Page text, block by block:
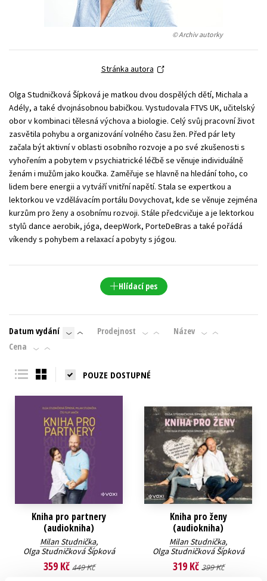
Young adult (SK)
Zahraniční literatura
© Archiv autorky
Stránka autora
Olga Studničková Šípková je matkou dvou dospělých dětí, Michala a
Adély, a také dvojnásobnou babičkou. Vystudovala FTVS UK, učitelský
obor v kombinaci tělesná výchova a biologie. Celý svůj pracovní život
zasvětila pohybu a organizování volného času žen. Před pár lety
začala být aktivní v oblasti osobního rozvoje a po své zkušenosti s
vyhořením a pobytem v psychiatrické léčbě se věnuje individuálně
ženám i mužům jako koučka. Zaměřuje se hlavně na hledání toho, co
lidem bere energii a vytváří vnitřní napětí. Stala se expertkou a
lektorkou ve vzdělávacím portálu Dovychovat, kde se věnuje zejména
kurzům pro ženy a osobnímu rozvoji. Stále předcvičuje a je lektorkou
stylů dance aerobik, jóga, deepWork, PorteDeBras a také pořádá
víkendy s pohybem a relaxací a pobyty s jógou.
Hlídací pes
Datum vydání Prodejnost
Název
Cena
POUZE DOSTUPNÉ
Kniha pro partnery
(audiokniha)
Milan Studnička,
Olga Studničková Šípková
359 Kč 449 Kč
Kniha pro ženy
(audiokniha)
Milan Studnička,
Olga Studničková Šípková
319 Kč 399 Kč